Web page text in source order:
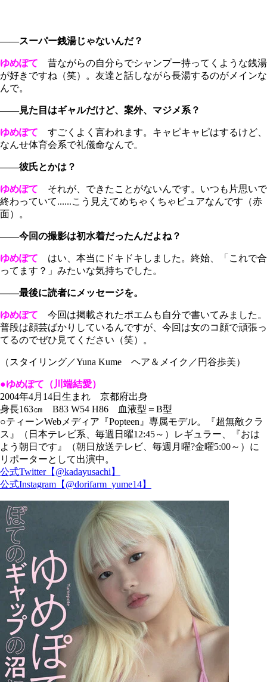
――スーパー銭湯じゃないんだ？
ゆめぽて 昔ながらの自分らでシャンプー持ってくような銭湯
が好きですね（笑）。友達と話しながら長湯するのがメインな
んで。
――見た目はギャルだけど、案外、マジメ系？
ゆめぽて すごくよく言われます。キャピキャピはするけど、
なんせ体育会系で礼儀命なんで。
――彼氏とかは？
ゆめぽて それが、できたことがないんです。いつも片思いで
終わっていて......こう見えてめちゃくちゃピュアなんです（赤
面）。
――今回の撮影は初水着だったんだよね？
ゆめぽて はい、本当にドキドキしました。終始、「これで合
ってます？」みたいな気持ちでした。
――最後に読者にメッセージを。
ゆめぽて 今回は掲載されたポエムも自分で書いてみました。
普段は顔芸ばかりしているんですが、今回は女のコ顔で頑張っ
てるのでぜひ見てください（笑）。
（スタイリング／Yuna Kume ヘア＆メイク／円谷歩美）
●ゆめぽて（川端結愛）
2004年4月14日生まれ 京都府出身
身長163㎝ B83 W54 H86 血液型＝B型
○ティーンWebメディア『Popteen』専属モデル。『超無敵クラ
ス』（日本テレビ系、毎週日曜12:45～）レギュラー、『おは
よう朝日です』（朝日放送テレビ、毎週月曜?金曜5:00～）に
リポーターとして出演中。
公式Twitter【@kadayusachi】
公式Instagram【@dorifarm_yume14】